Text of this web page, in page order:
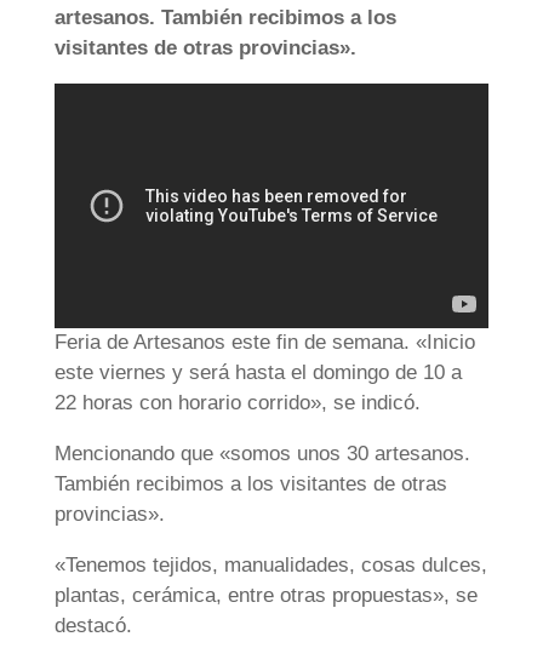
artesanos. También recibimos a los
visitantes de otras provincias».
Feria de Artesanos este fin de semana. «Inicio
este viernes y será hasta el domingo de 10 a
22 horas con horario corrido», se indicó.
Mencionando que «somos unos 30 artesanos.
También recibimos a los visitantes de otras
provincias».
«Tenemos tejidos, manualidades, cosas dulces,
plantas, cerámica, entre otras propuestas», se
destacó.